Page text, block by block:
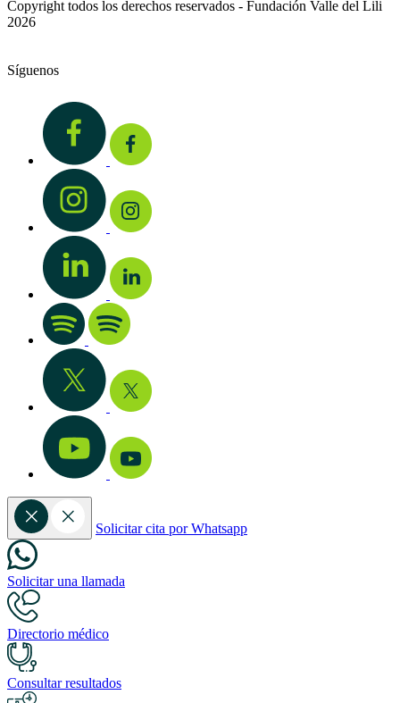
Copyright todos los derechos reservados - Fundación Valle del Lili
2026
Síguenos
Solicitar cita por Whatsapp
Solicitar una llamada
Directorio médico
Consultar resultados